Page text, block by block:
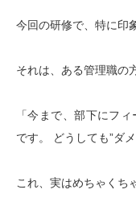
今回の研修で、特に印
それは、ある管理職の
「今まで、部下にフ
です。 どうしても”ダ
これ、実はめちゃくち